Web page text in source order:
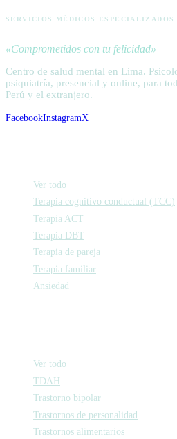
SERVICIOS MÉDICOS ESPECIALIZADOS
«Comprometidos con tu felicidad»
Centro de salud mental en Lima.
psiquiatría, presencial y online, para
Perú y el extranjero.
FacebookInstagramX
Ver todo
Terapia cognitivo conductual (TCC)
Terapia ACT
Terapia DBT
Terapia de pareja
Terapia familiar
Ansiedad
Ver todo
TDAH
Trastorno bipolar
Trastornos de personalidad
Trastornos alimentarios